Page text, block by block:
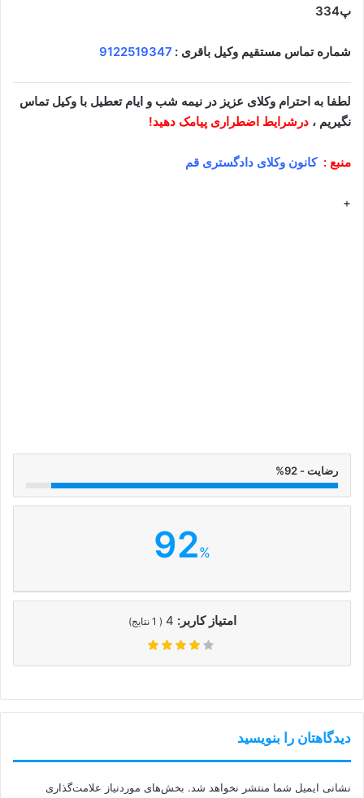
پ334
شماره تماس مستقیم وکیل باقری :
لطفا به احترام وکلای عزیز در نیمه شب و ایام تعطیل با وکیل تماس
نگیریم ، درشرایط اضطراری پیامک دهید!
منبع : کانون وکلای دادگستری قم
+
رضایت - 92%
92%
امتیاز کاربر: 4
(
1 نتایج)
دیدگاهتان را بنویسید
نشانی ایمیل شما منتشر نخواهد شد. بخش‌های موردنیاز علامت‌گذاری